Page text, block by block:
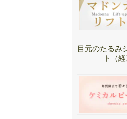
目元のたるみ
ト（